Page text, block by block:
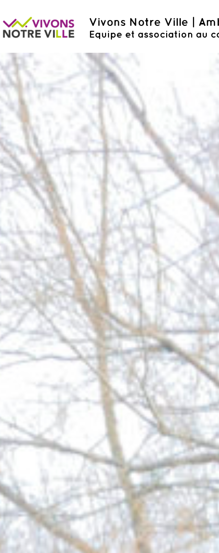
Vivons Notre Ville |
Equipe et association au